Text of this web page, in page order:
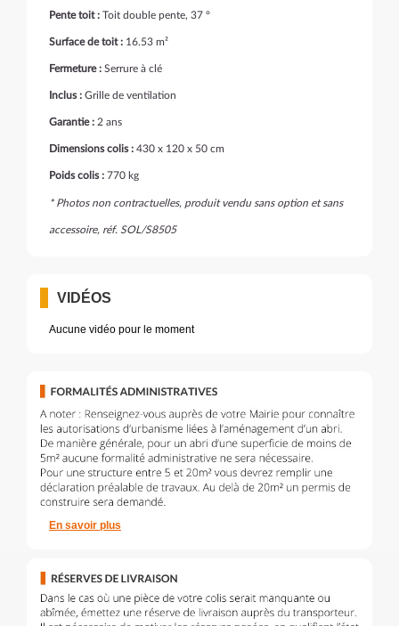
Pente toit : Toit double pente, 37 °
Surface de toit : 16.53 m²
Fermeture : Serrure à clé
Inclus : Grille de ventilation
Garantie : 2 ans
Dimensions colis : 430 x 120 x 50 cm
Poids colis : 770 kg
* Photos non contractuelles, produit vendu sans option et sans
accessoire, réf. SOL/S8505
VIDÉOS
Aucune vidéo pour le moment
En savoir plus